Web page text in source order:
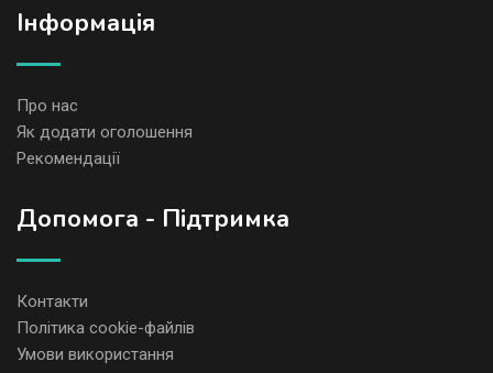
Iнформація
Про нас
Як додати оголошення
Рекомендації
Допомога - Підтримка
Контакти
Політика cookie-файлів
Умови використання